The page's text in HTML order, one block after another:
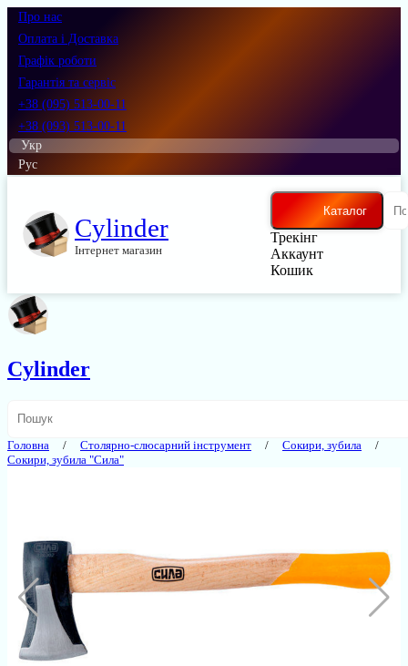
Про нас
Оплата і Доставка
Графік роботи
Гарантія та сервіс
+38 (095) 513-00-11
+38 (093) 513-00-11
Укр
Рус
Cylinder
Інтернет магазин
Каталог
Трекінг
Аккаунт
Кошик
Cylinder
Головна Столярно-слюсарний інструмент
Сокири, зубила
Сокири, зубила "Сила"